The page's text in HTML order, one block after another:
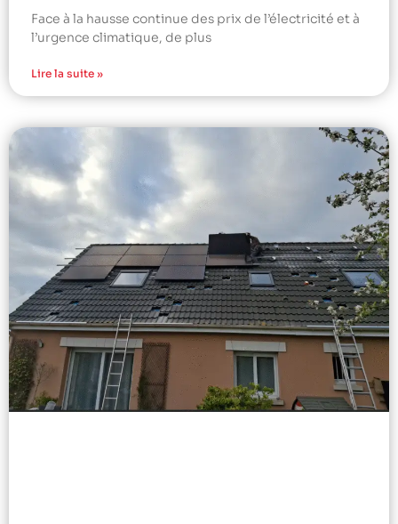
Face à la hausse continue des prix de l’électricité et à
l’urgence climatique, de plus
Lire la suite »